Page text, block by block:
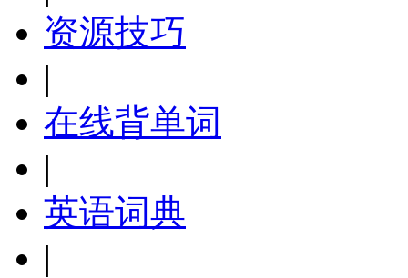
资源技巧
|
在线背单词
|
英语词典
|